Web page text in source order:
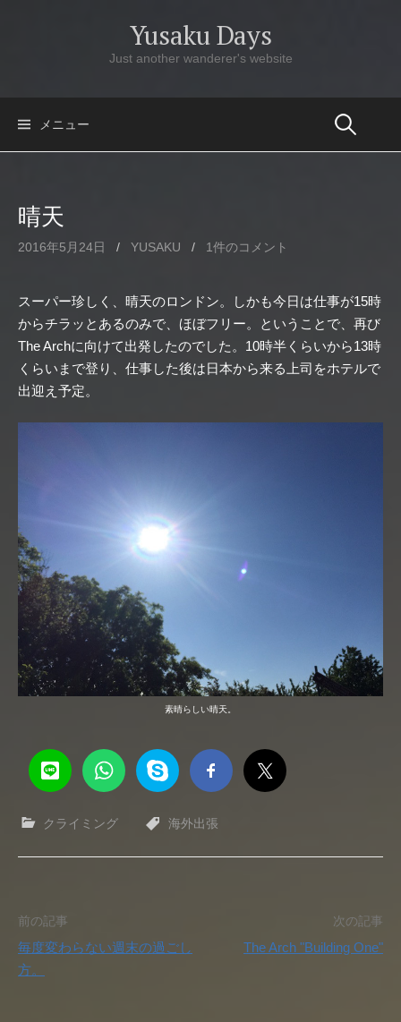
Yusaku Days
Just another wanderer's website
メニュー
晴天
2016年5月24日 / YUSAKU / 1件のコメント
スーパー珍しく、晴天のロンドン。しかも今日は仕事が15時
からチラッとあるのみで、ほぼフリー。ということで、再び
The Archに向けて出発したのでした。10時半くらいから13時
くらいまで登り、仕事した後は日本から来る上司をホテルで
出迎え予定。
素晴らしい晴天。
クライミング 海外出張
投
稿
前の記事
毎度変わらない週末の過ごし
方。
次の記事
The Arch "Building One"